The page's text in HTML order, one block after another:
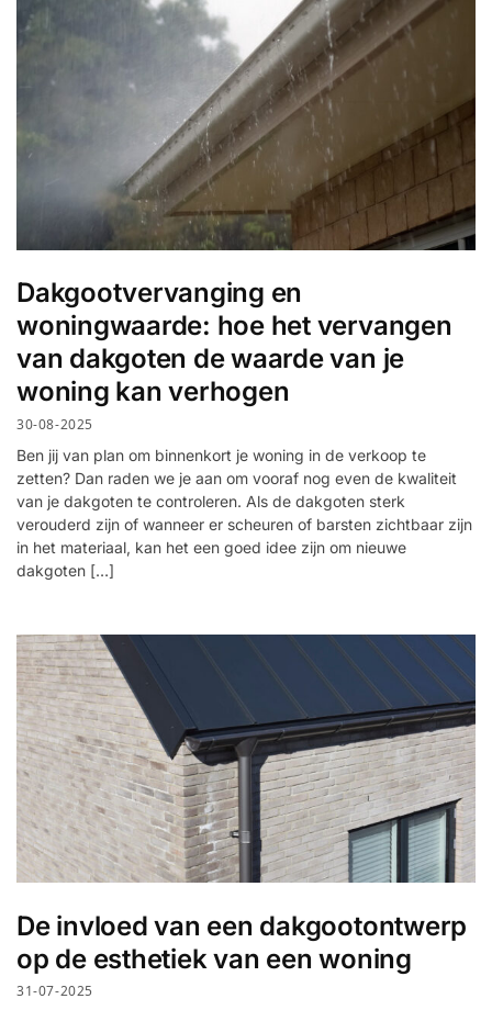
Dakgootvervanging en
woningwaarde: hoe het vervangen
van dakgoten de waarde van je
woning kan verhogen
30-08-2025
Ben jij van plan om binnenkort je woning in de verkoop te
zetten? Dan raden we je aan om vooraf nog even de kwaliteit
van je dakgoten te controleren. Als de dakgoten sterk
verouderd zijn of wanneer er scheuren of barsten zichtbaar zijn
in het materiaal, kan het een goed idee zijn om nieuwe
dakgoten […]
De invloed van een dakgootontwerp
op de esthetiek van een woning
31-07-2025